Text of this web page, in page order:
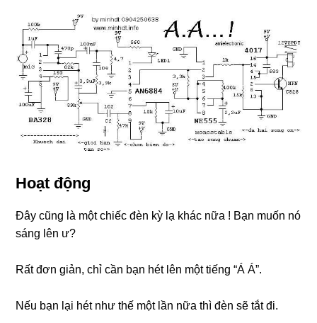
Hoạt động
Đây cũng là một chiếc đèn kỳ lạ khác nữa ! Bạn muốn nó
sáng lên ư?
Rất đơn giản, chỉ cần bạn hét lên một tiếng “Á Á”.
Nếu bạn lại hét như thế một lần nữa thì đèn sẽ tắt đi.